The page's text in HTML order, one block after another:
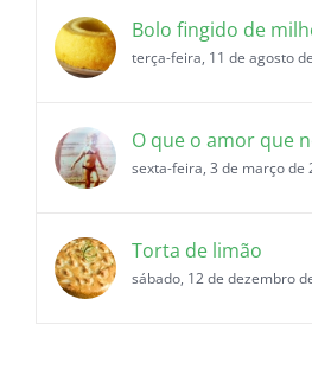
Bolo fingido de
terça-feira, 11 de agosto
O que o amor que
sexta-feira, 3 de março de
Torta de limão
sábado, 12 de dezembro